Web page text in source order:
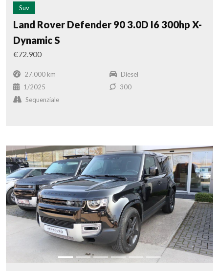
Suv
Land Rover Defender 90 3.0D I6 300hp X-
Dynamic S
€72.900
27.000 km
Diesel
1/2025
300
Sequenziale